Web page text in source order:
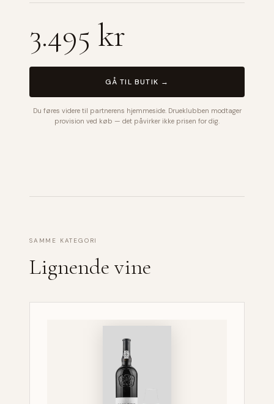
3.495 kr
GÅ TIL BUTIK →
Du føres videre til partnerens hjemmeside. Drueklubben modtager
provision ved køb — det påvirker ikke prisen for dig.
SAMME KATEGORI
Lignende vine